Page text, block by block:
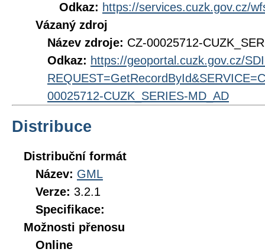
Odkaz: https://services.cuzk.gov.cz/
Vázaný zdroj
Název zdroje: CZ-00025712-
Odkaz: https://geoportal.cuzk.gov.cz/
00025712-CUZK_SERIES-MD_AD
Distribuce
Distribuční formát
Název: GML
Verze: 3.2.1
Specifikace:
Možnosti přenosu
Online